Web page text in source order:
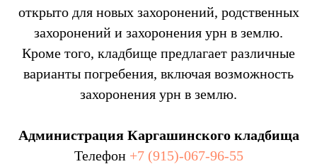
открыто для новых захоронений, родственных
захоронений и захоронения урн в землю.
Кроме того, кладбище предлагает различные
варианты погребения, включая возможность
захоронения урн в землю.
Администрация Каргашинского кладбища
Телефон +7 (915)-067-96-55